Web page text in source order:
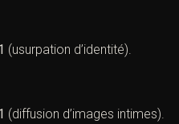
(usurpation d’identité).
(diffusion d’images intimes).